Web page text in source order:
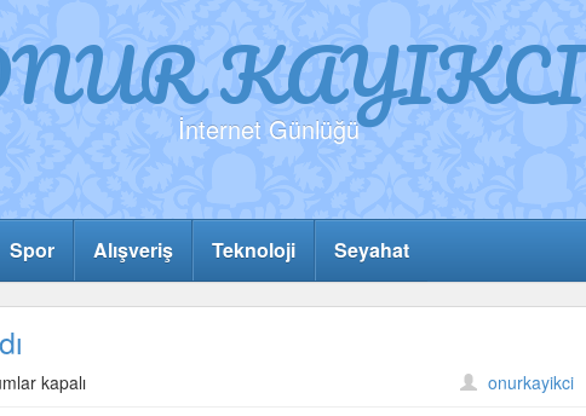
KAYIKCI
İnternet Günlüğü
Spor Alışveriş Teknoloji Seyahat
kapalı onurkayikci